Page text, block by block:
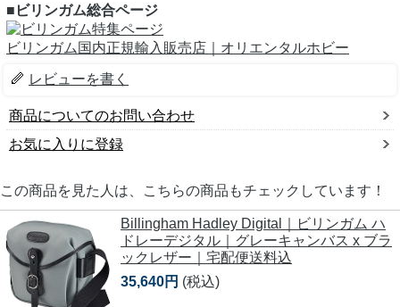
■ビリンガム総合ページ
ビリンガム国内正規輸入販売店｜オリエンタルホビー
レビューを書く
商品についてのお問い合わせ
お気に入りに登録
この商品を見た人は、こちらの商品もチェックしています！
Billingham Hadley Digital｜ビリンガム ハ
ドレーデジタル｜グレーキャンバス x ブラ
ックレザー｜宅配便送料込
35,640円 (税込)